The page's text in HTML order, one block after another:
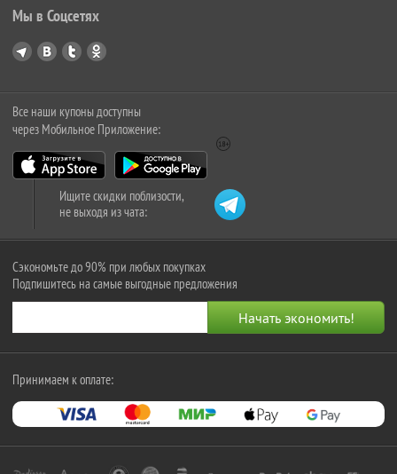
Мы в Соцсетях
Все наши купоны доступны
через Мобильное Приложение:
Ищите скидки поблизости,
не выходя из чата:
Сэкономьте до 90% при любых покупках
Подпишитесь на самые выгодные предложения
Принимаем к оплате: